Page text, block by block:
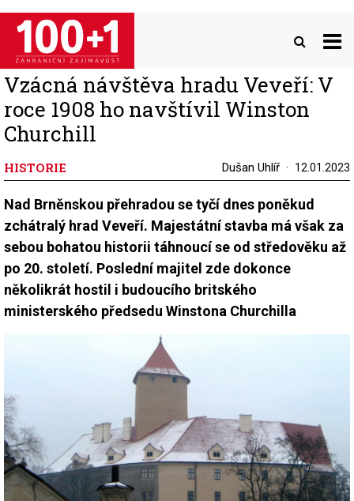
Přejít
hlavnímu
obsahu
Vzácná návštěva hradu Veveří: V
roce 1908 ho navštívil Winston
Churchill
HISTORIE Dušan Uhlíř 12.01.2023
Nad Brněnskou přehradou se tyčí dnes poněkud
zchátralý hrad Veveří. Majestátní stavba má však za
sebou bohatou historii táhnoucí se od středověku až
po 20. století. Poslední majitel zde dokonce
několikrát hostil i budoucího britského
ministerského předsedu Winstona Churchilla